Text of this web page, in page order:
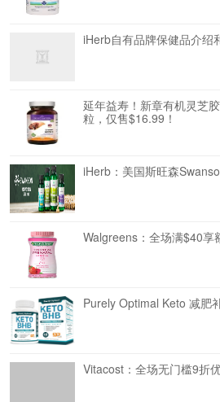
iHerb自有品牌保健品介绍
延年益寿！新章有机灵芝
粒，仅售$16.99！
iHerb：美国斯旺森
Walgreens：全场满$40享
Purely Optimal Keto 减肥
Vitacost：全场无门槛9折